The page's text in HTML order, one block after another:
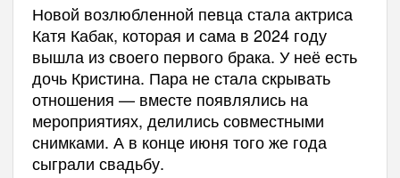
Новой возлюбленной певца стала актриса
Катя Кабак, которая и сама в 2024 году
вышла из своего первого брака. У неё есть
дочь Кристина. Пара не стала скрывать
отношения — вместе появлялись на
мероприятиях, делились совместными
снимками. А в конце июня того же года
сыграли свадьбу.